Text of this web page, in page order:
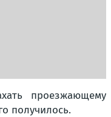
проезжающему
получилось.